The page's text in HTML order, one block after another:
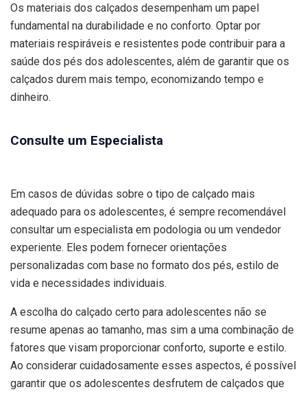
Os materiais dos calçados desempenham um papel
fundamental na durabilidade e no conforto. Optar por
materiais respiráveis e resistentes pode contribuir para a
saúde dos pés dos adolescentes, além de garantir que os
calçados durem mais tempo, economizando tempo e
dinheiro.
Consulte um Especialista
Em casos de dúvidas sobre o tipo de calçado mais
adequado para os adolescentes, é sempre recomendável
consultar um especialista em podologia ou um vendedor
experiente. Eles podem fornecer orientações
personalizadas com base no formato dos pés, estilo de
vida e necessidades individuais.
A escolha do calçado certo para adolescentes não se
resume apenas ao tamanho, mas sim a uma combinação de
fatores que visam proporcionar conforto, suporte e estilo.
Ao considerar cuidadosamente esses aspectos, é possível
garantir que os adolescentes desfrutem de calçados que